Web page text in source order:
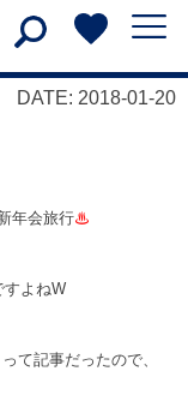
DATE: 2018-01-20
年会旅行♨
すよねW
て記事だったので、